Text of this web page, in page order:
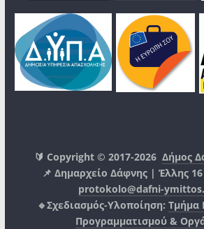
🔰 Copyright © 2017-2026Δήμος
📌 Δημαρχείο Δάφνης | Έλλης
protokolo@dafni-
🔹Σχεδιασμός-Υλοποίηση: Τμήμα
Προγραμματισμού &